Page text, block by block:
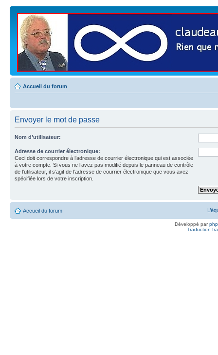
Accueil du forum
Envoyer le mot de passe
Nom d’utilisateur:
Adresse de courrier électronique:
Ceci doit correspondre à l’adresse de courrier électronique qui est associée
à votre compte. Si vous ne l’avez pas modifié depuis le panneau de contrôle
de l’utilisateur, il s’agit de l’adresse de courrier électronique que vous avez
spécifiée lors de votre inscription.
Accueil du forum
Développé par
Traduction